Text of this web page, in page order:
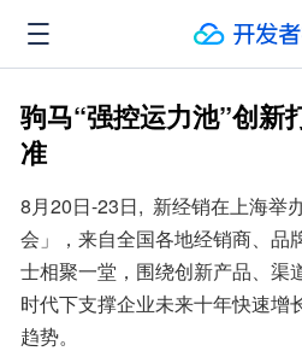
驹马“强控运力池”创新
准
8月20日-23日,  新经销在上海举
会」，来自全国各地经销商、品
士相聚一堂，围绕创新产品、渠
时代下支撑企业未来十年快速增
趋势。